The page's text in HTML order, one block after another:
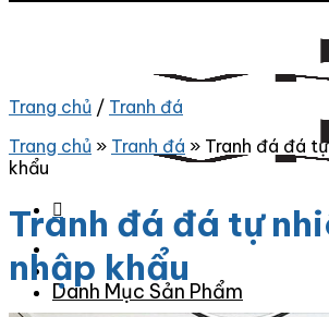
Danh Mục Sản Phẩm
Trang chủ / Tranh đá
Trang chủ » Tranh đá » Tranh đá đá
khẩu
Tranh đá đá tự
nhập khẩu